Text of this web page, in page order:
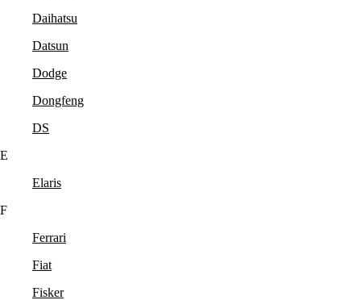
Daihatsu
Datsun
Dodge
Dongfeng
DS
E
Elaris
F
Ferrari
Fiat
Fisker